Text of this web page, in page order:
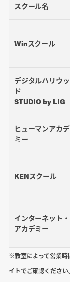
スクール名
Winスクール
デジタルハリウッ
ド
STUDIO by LIG
ヒューマンアカデ
ミー
KENスクール
インターネット・
アカデミー
※教室によって営業時
イトでご確認ください。